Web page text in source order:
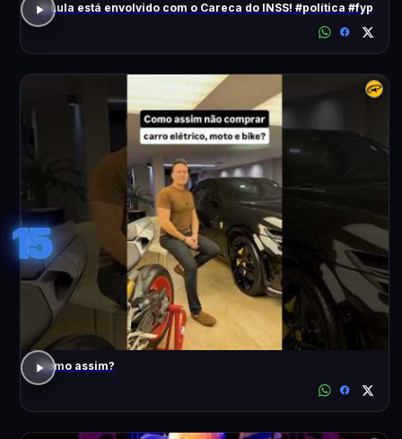
O Lula está envolvido com o Careca do INSS! #política #fyp
15
Como assim?